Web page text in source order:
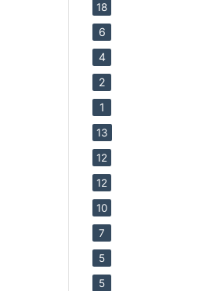
18
6
4
2
1
13
12
12
10
7
5
5